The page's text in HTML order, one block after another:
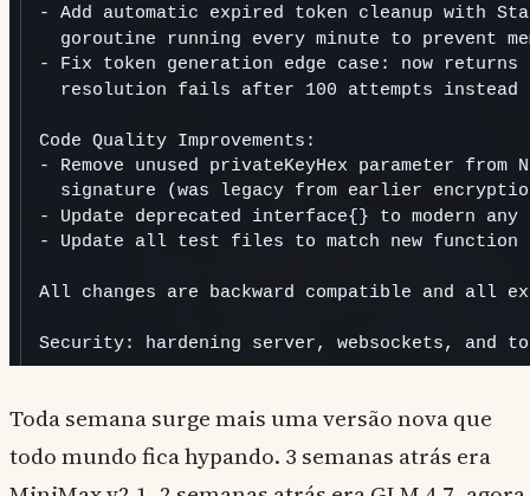
Toda semana surge mais uma versão nova que
todo mundo fica hypando. 3 semanas atrás era